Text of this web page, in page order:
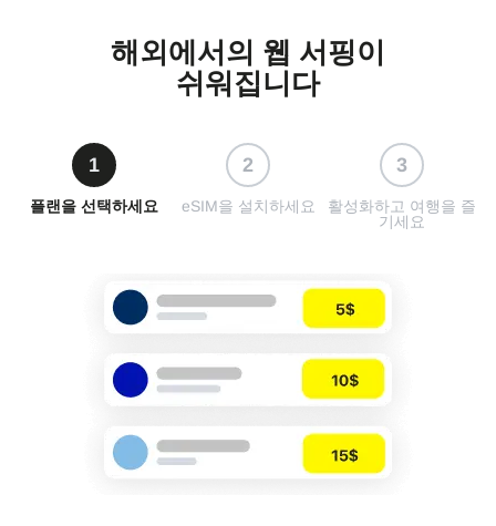
해외에서의 웹 서핑이
쉬워집니다
1
플랜을 선택하세요
2
eSIM을 설치하세요
3
활성화하고 여행을 즐
기세요